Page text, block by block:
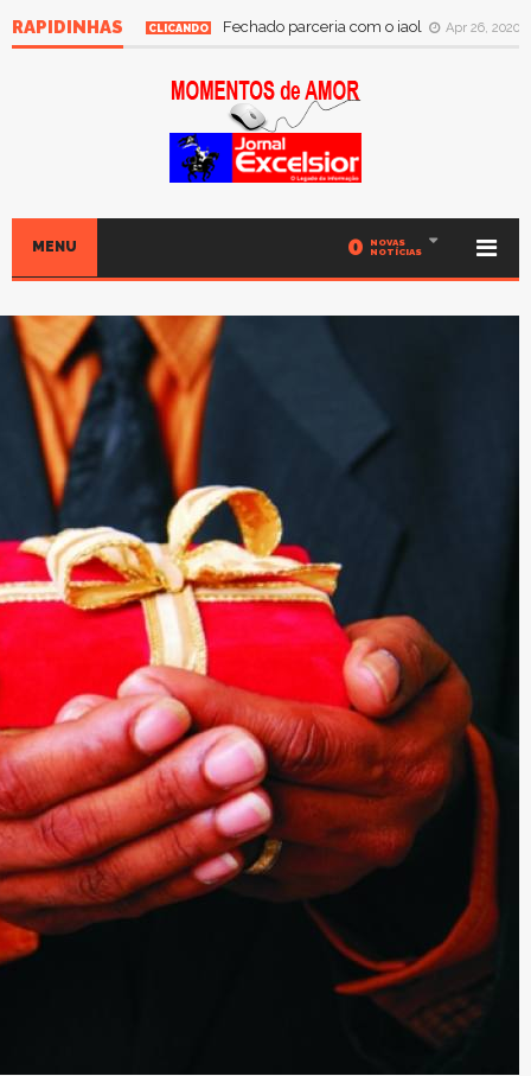
RAPIDINHAS CLICANDO Fechado parceria com o iaol Apr 26, 2020
MENU 0
NOVAS
NOTÍCIAS